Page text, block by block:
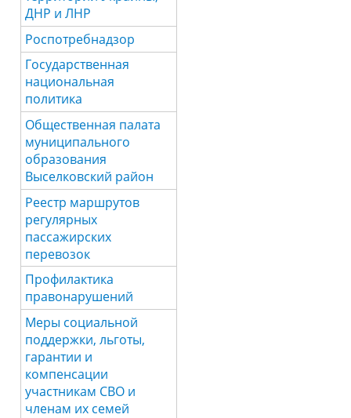
ДНР и ЛНР
Роспотребнадзор
Государственная
национальная
политика
Общественная палата
муниципального
образования
Выселковский район
Реестр маршрутов
регулярных
пассажирских
перевозок
Профилактика
правонарушений
Меры социальной
поддержки, льготы,
гарантии и
компенсации
участникам СВО и
членам их семей